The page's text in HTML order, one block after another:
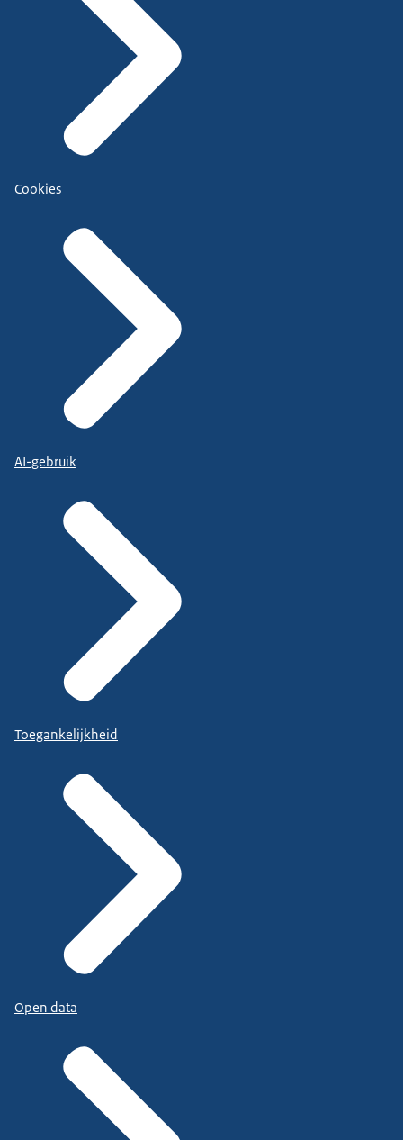
Cookies
AI-gebruik
Toegankelijkheid
Open data